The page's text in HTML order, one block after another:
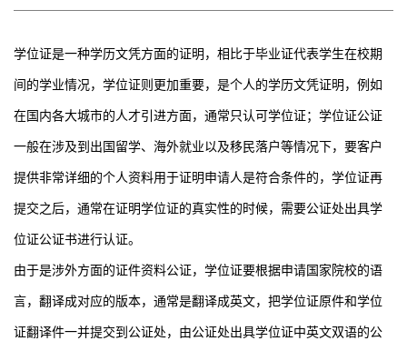
学位证是一种学历文凭方面的证明，相比于毕业证代表学生在校期
间的学业情况，学位证则更加重要，是个人的学历文凭证明，例如
在国内各大城市的人才引进方面，通常只认可学位证；学位证公证
一般在涉及到出国留学、海外就业以及移民落户等情况下，要客户
提供非常详细的个人资料用于证明申请人是符合条件的，学位证再
提交之后，通常在证明学位证的真实性的时候，需要公证处出具学
位证公证书进行认证。
由于是涉外方面的证件资料公证，学位证要根据申请国家院校的语
言，翻译成对应的版本，通常是翻译成英文，把学位证原件和学位
证翻译件一并提交到公证处，由公证处出具学位证中英文双语的公